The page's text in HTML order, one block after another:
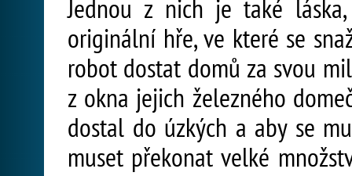
Jednou z nich je také
originální hře, ve které se
robot dostat domů za svou
z okna jejich železného
dostal do úzkých a aby se
muset překonat velké